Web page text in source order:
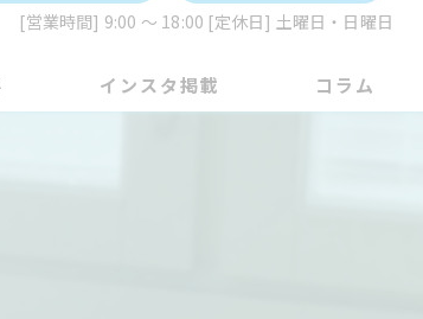
[営業時間] 9:00 ～ 18:00 [定休日] 土曜日・日曜日
インスタ掲載 コラム